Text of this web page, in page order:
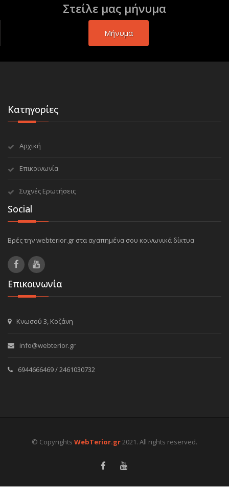
Στείλε μας μήνυμα
Μήνυμα
Κατηγορίες
Αρχική
Επικοινωνία
Συχνές Ερωτήσεις
Social
Βρές την webterior.gr στα αγαπημένα σου κοινωνικά δίκτυα
Επικοινωνία
Κνωσού 3, Κοζάνη
info@webterior.gr
6944666469 / 2461030732
© Copyrights WebTerior.gr2021. All rights reserved.